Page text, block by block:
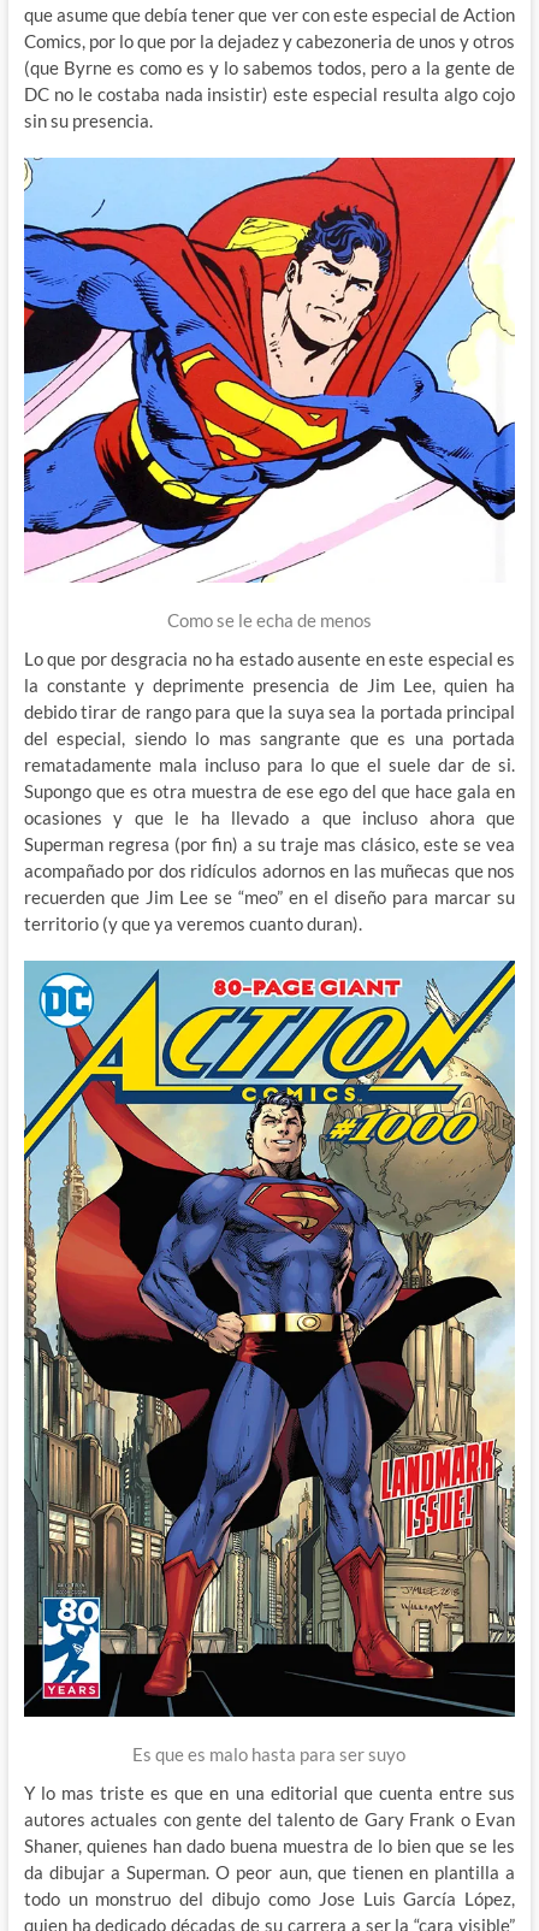
que asume que debía tener que ver con este especial de Action
Comics, por lo que por la dejadez y cabezoneria de unos y otros
(que Byrne es como es y lo sabemos todos, pero a la gente de
DC no le costaba nada insistir) este especial resulta algo cojo
sin su presencia.
Como se le echa de menos
Lo que por desgracia no ha estado ausente en este especial es
la constante y deprimente presencia de Jim Lee, quien ha
debido tirar de rango para que la suya sea la portada principal
del especial, siendo lo mas sangrante que es una portada
rematadamente mala incluso para lo que el suele dar de si.
Supongo que es otra muestra de ese ego del que hace gala en
ocasiones y que le ha llevado a que incluso ahora que
Superman regresa (por fin) a su traje mas clásico, este se vea
acompañado por dos ridículos adornos en las muñecas que nos
recuerden que Jim Lee se “meo” en el diseño para marcar su
territorio (y que ya veremos cuanto duran).
Es que es malo hasta para ser suyo
Y lo mas triste es que en una editorial que cuenta entre sus
autores actuales con gente del talento de Gary Frank o Evan
Shaner, quienes han dado buena muestra de lo bien que se les
da dibujar a Superman. O peor aun, que tienen en plantilla a
todo un monstruo del dibujo como Jose Luis García López,
quien ha dedicado décadas de su carrera a ser la “cara visible”